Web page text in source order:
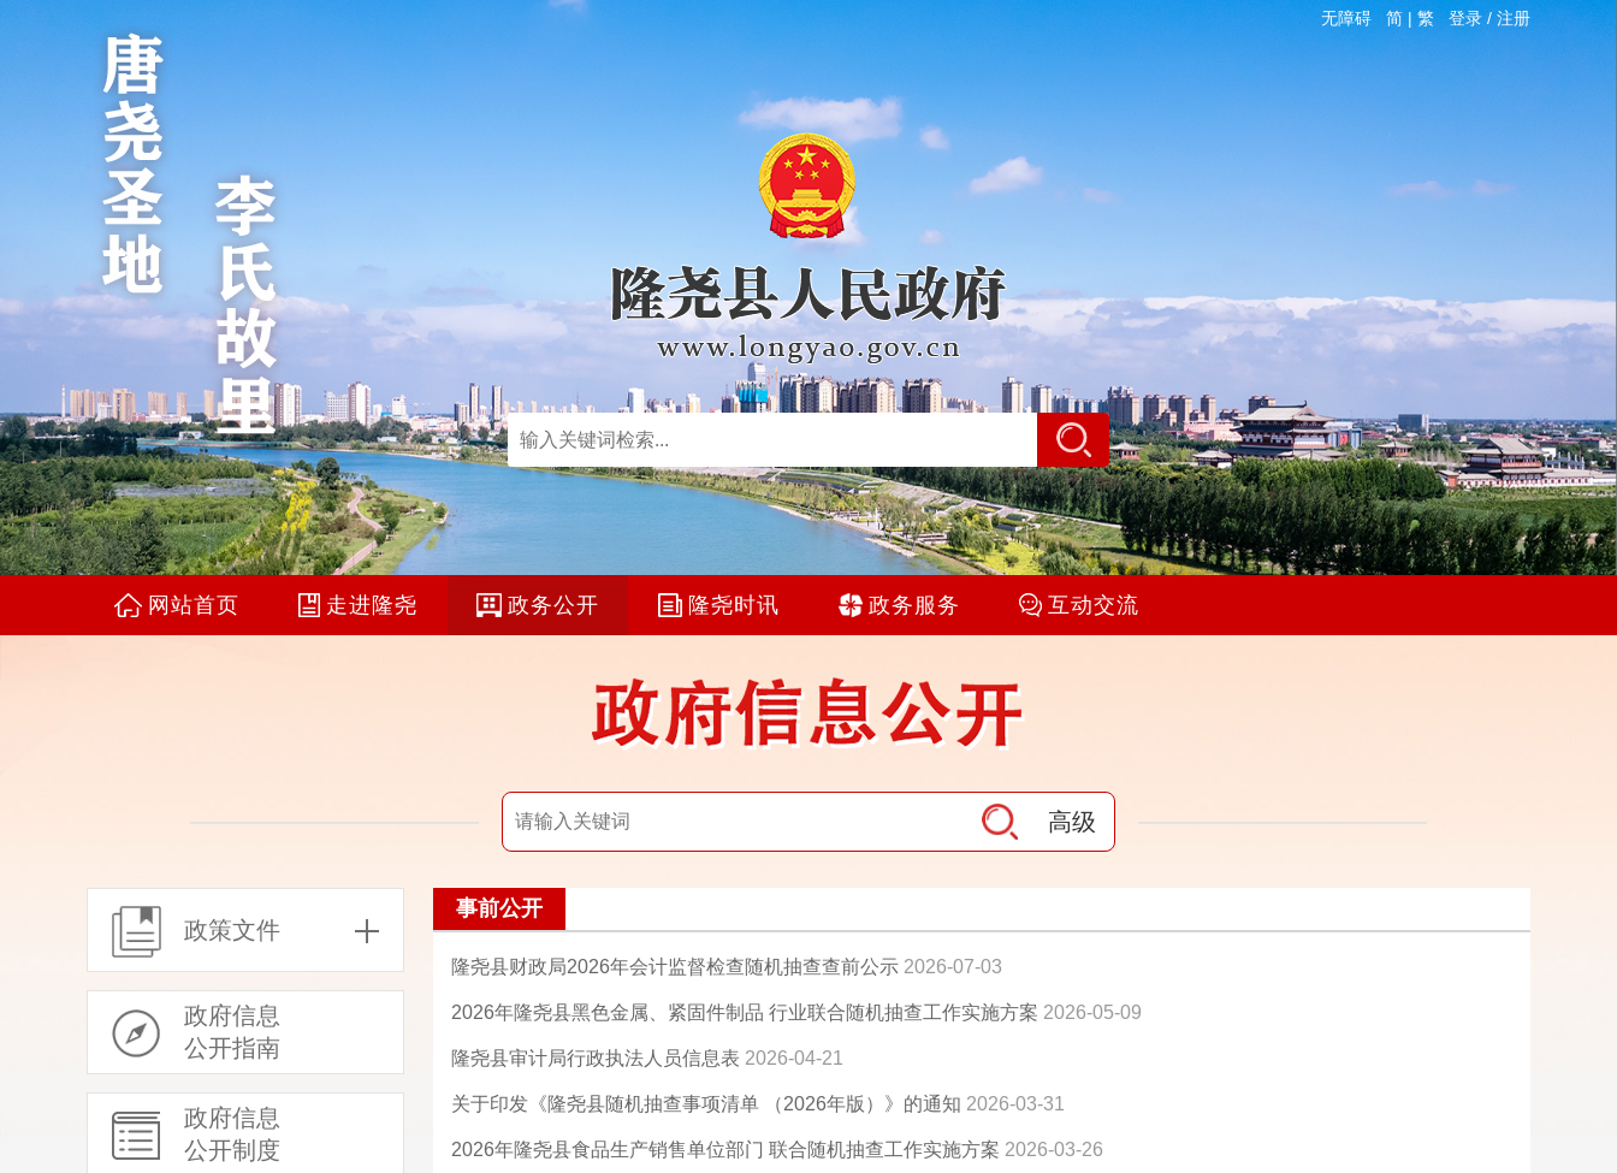
无障碍 简 |繁 登录/ 注册
网站首页 走进隆尧 政务公开 隆尧时讯 政务服务 互动交流
高级
政策文件
政府信息
公开指南
政府信息
公开制度
事前公开
隆尧县财政局2026年会计监督检查随机抽查查前公示 2026-07-03
2026年隆尧县黑色金属、紧固件制品 行业联合随机抽查工作实施方案 2026-05-09
隆尧县审计局行政执法人员信息表 2026-04-21
关于印发《隆尧县随机抽查事项清单 （2026年版）》的通知 2026-03-31
2026年隆尧县食品生产销售单位部门 联合随机抽查工作实施方案 2026-03-26